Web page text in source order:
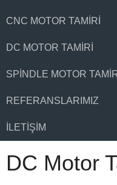
CNC MOTOR TAMIRI
DC MOTOR TAMIRI
SPINDLE MOTOR
REFERANSLARIMIZ
İLETIŞIM
DC Motor